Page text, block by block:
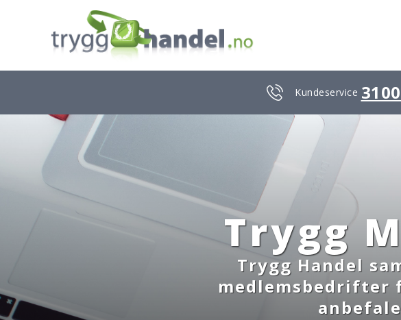
Kundeservice
Trygg
Trygg Handel
medlemsbedrifter